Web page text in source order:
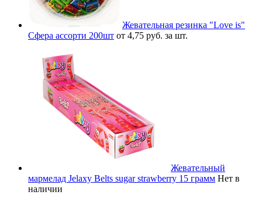
Жевательная резинка "Love is"
Сфера ассорти 200шт от 4,75 руб. за шт.
Жевательный
мармелад Jelaxy Belts sugar strawberry 15 грамм Нет в
наличии